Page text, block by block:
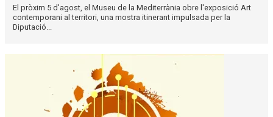
El pròxim 5 d'agost, el Museu de la Mediterrània obre l'exposició Art
contemporani al territori, una mostra itinerant impulsada per la
Diputació...